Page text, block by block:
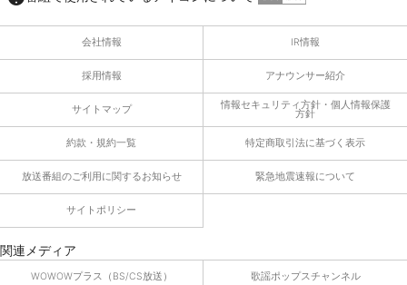
会社情報 IR情報
採用情報 アナウンサー紹介
サイトマップ 情報セキュリティ方針・個人情報保護
方針
約款・規約一覧 特定商取引法に基づく表示
放送番組のご利用に関するお知らせ 緊急地震速報について
サイトポリシー
関連メディア
WOWOWプラス（BS/CS放送） 歌謡ポップスチャンネル